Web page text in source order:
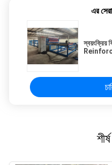
এর
স্বয়ংক্রিয়